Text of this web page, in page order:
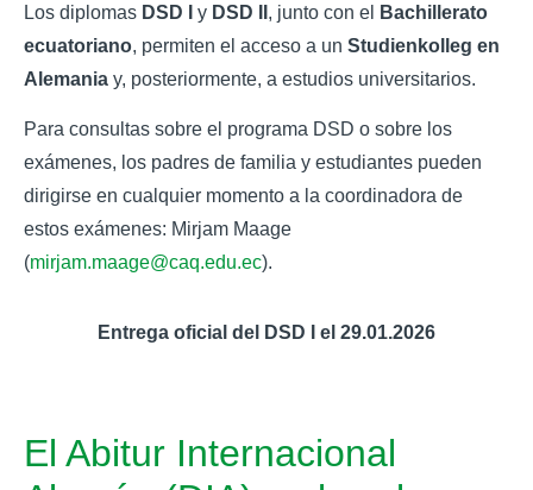
Los diplomas DSD I y DSD II , junto con el
Bachillerato
ecuatoriano, permiten el acceso a un Studienkolleg en
Alemania y, posteriormente, a estudios universitarios.
Para consultas sobre el programa DSD o sobre los
exámenes, los padres de familia y estudiantes pueden
dirigirse en cualquier momento a la coordinadora de
estos exámenes: Mirjam Maage
(mirjam.maage@caq.edu.ec).
Entrega oficial del DSD I el 29.01.2026
El Abitur Internacional